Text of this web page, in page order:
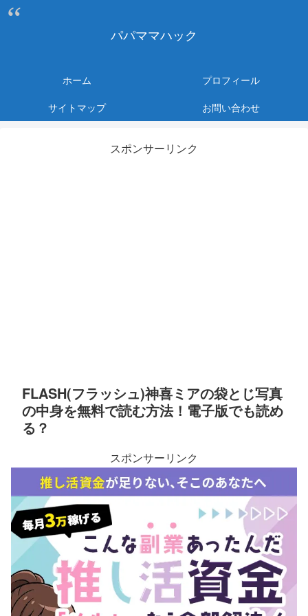
パパママハック
ホーム
プロフィール
サイトマップ
お問い合わせ
スポンサーリンク
FLASH(フラッシュ)神喜ミアの袋とじ写真
の中身を無料で読む方法！電子版でも読め
る？
スポンサーリンク